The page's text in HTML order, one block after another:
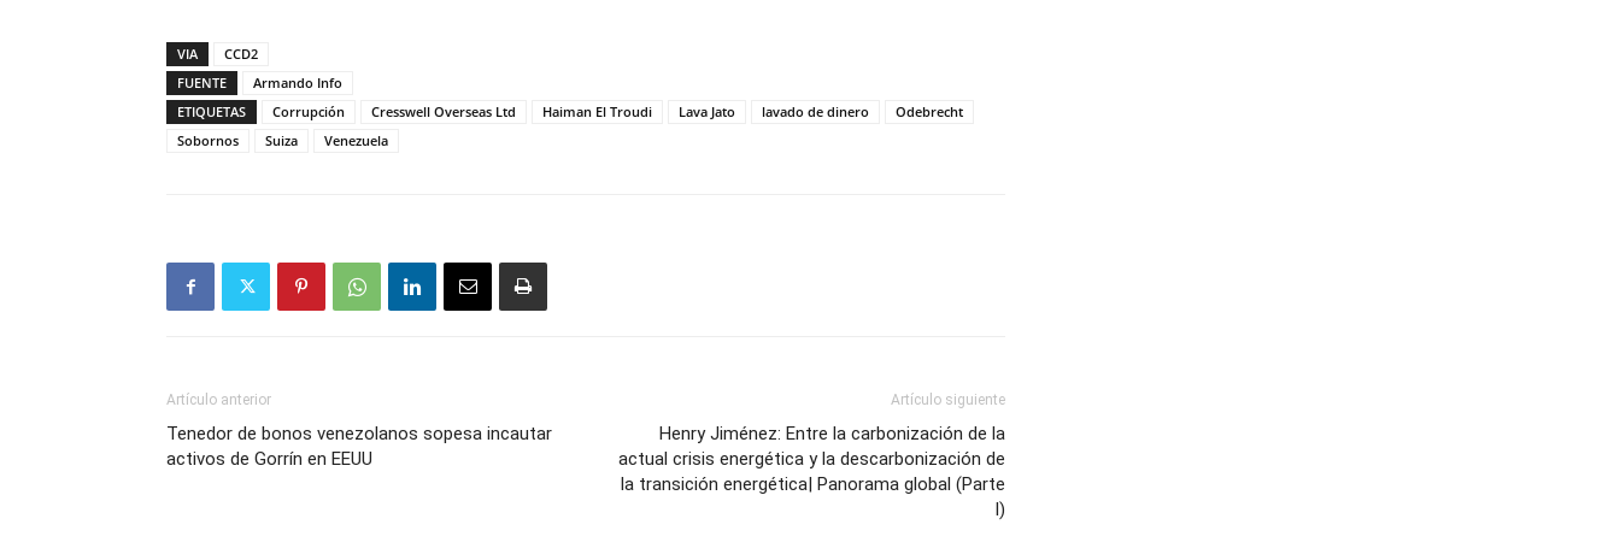
VIA
CCD2
FUENTE
Armando Info
ETIQUETAS
Corrupción Cresswell Overseas Ltd Haiman El Troudi Lava Jato lavado de dinero
Odebrecht
Sobornos
Suiza Venezuela
Artículo anterior
Tenedor de bonos venezolanos sopesa incautar
activos de Gorrín en EEUU
Artículo siguiente
Henry Jiménez: Entre la carbonización de la
actual crisis energética y la descarbonización de
la transición energética| Panorama global (Parte
I)